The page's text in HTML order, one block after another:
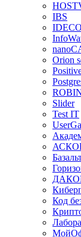
IBS
IDECO
Orion
Slider
Test IT
Код